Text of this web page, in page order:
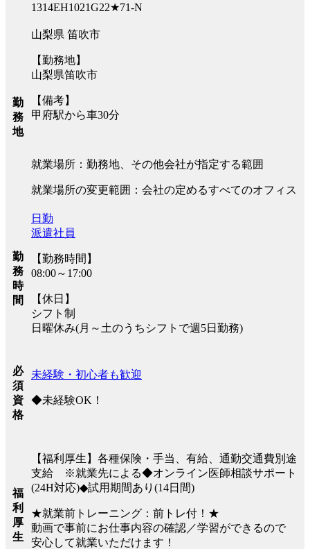
1314EH1021G22★71-N
勤
務
地
山梨県 笛吹市
【勤務地】
山梨県笛吹市
【備考】
甲府駅から車30分
就業場所：勤務地、その他会社が指定する範囲
就業場所の変更範囲：会社の定めるすべてのオフィス
勤
務
時
間
日勤
派遣社員
【勤務時間】
08:00～17:00
【休日】
シフト制
日曜休み(月～土のうちシフトで週5日勤務)
必
須
資
格
未経験・初心者も歓迎
◆未経験OK！
福
利
厚
生
【福利厚生】各種保険・手当、有給、通勤交通費別途
支給 ※就業先による◆オンライン医師相談サポート
(24H対応)◆試用期間あり(14日間)
★就業前トレーニング：前トレ付！★
動画で事前にお仕事内容の確認／学習ができるので
安心して就業いただけます！